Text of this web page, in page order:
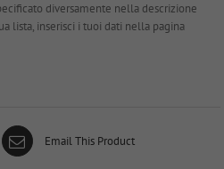
diversamente nella descrizione
lista, inserisci i tuoi dati nella pagina
Email This Product